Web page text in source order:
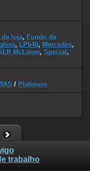
loja, Fundo da
, LP640, Mercedes,
McLaren, Special ,
/ Platinuss
trabalho